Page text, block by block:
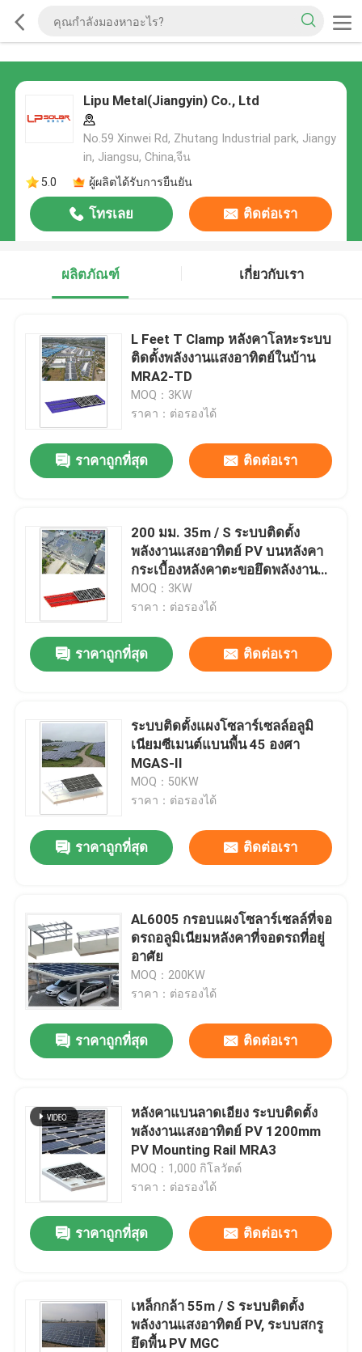
Lipu Metal(Jiangyin) Co., Ltd
No.59 Xinwei Rd, Zhutang Industrial park, Jiangy
in, Jiangsu, China,จีน
5.0
ผู้ผลิตได้รับการยืนยัน
โทรเลย ติดต่อเรา
ผลิตภัณฑ์ เกี่ยวกับเรา
L Feet T Clamp หลังคาโลหะระบบ
ติดตั้งพลังงานแสงอาทิตย์ในบ้าน
MRA2-TD
MOQ：3KW
ราคา：ต่อรองได้
ราคาถูกที่สุด ติดต่อเรา
200 มม. 35m / S ระบบติดตั้ง
พลังงานแสงอาทิตย์ PV บนหลังคา
กระเบื้องหลังคาตะขอยึดพลังงาน
แสงอาทิตย์ MRA1
MOQ：3KW
ราคา：ต่อรองได้
ราคาถูกที่สุด ติดต่อเรา
ระบบติดตั้งแผงโซลาร์เซลล์อลูมิ
เนียมซีเมนต์แบนพื้น 45 องศา
MGAS-II
MOQ：50KW
ราคา：ต่อรองได้
ราคาถูกที่สุด ติดต่อเรา
AL6005 กรอบแผงโซลาร์เซลล์ที่จอ
ดรถอลูมิเนียมหลังคาที่จอดรถที่อยู่
อาศัย
MOQ：200KW
ราคา：ต่อรองได้
ราคาถูกที่สุด ติดต่อเรา
หลังคาแบนลาดเอียง ระบบติดตั้ง
พลังงานแสงอาทิตย์ PV 1200mm
PV Mounting Rail MRA3
MOQ：1,000 กิโลวัตต์
ราคา：ต่อรองได้
ราคาถูกที่สุด ติดต่อเรา
เหล็กกล้า 55m / S ระบบติดตั้ง
พลังงานแสงอาทิตย์ PV, ระบบสกรู
ยึดพื้น PV MGC